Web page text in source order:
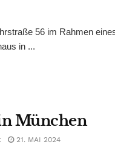
56 im Rahmen
in ...
München
21. MAI 2024